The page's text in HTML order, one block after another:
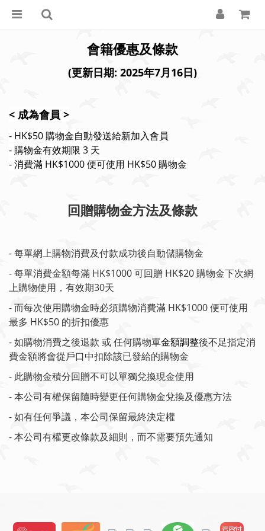
會籍優惠及條款
(更新日期: 2025年7月16日)
< 成為會員 >
- HK$50 購物金自動發送給新加入會員
- 購物金有效期限 3 天
- 消費滿 HK$1000 便可使用 HK$50 購物金
回贈購物金方法及條款
- 每單網上購物消費及付款成功後自動儲購物金
- 每單消費金額每滿 HK$1000 可回贈 HK$20 購物金下次網
上購物使用，有效期30天
- 而每次使用購物金時必須購物消費滿 HK$1000 便可使用
最多 HK$50 的折扣優惠
- 如購物消費之後退款 或 任何購物單金額調整後不足指定消
費金額將會從戶口中扣除該已發給的購物金
- 此購物金積分回贈不可以單獨兌換現金使用
- 本公司有權保留隨時變更任何購物金兌換及優惠方法
- 如有任何爭議，本公司保留最終決定權
-本公司有權更改條款及細則 ， 而不需要預先通知